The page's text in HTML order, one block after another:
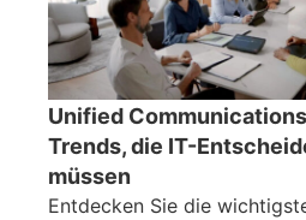
Unified
Trends, die IT-
müssen
Entdecken Sie die